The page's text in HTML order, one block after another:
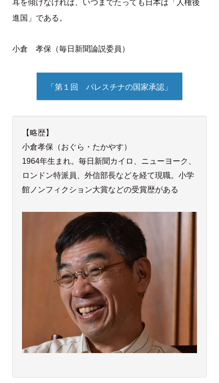
耳を傾けなければ、いつまでたっても日本は「人権後
進国」である。
小倉 孝保（毎日新聞論説委員）
「第１回 パレスチナの国家承認」
【略歴】
小倉孝保（おぐら・たかやす）
1964年生まれ。毎日新聞カイロ、ニューヨーク、
ロンドン特派員、外信部長などを経て現職。小学
館ノンフィクション大賞などの受賞歴がある